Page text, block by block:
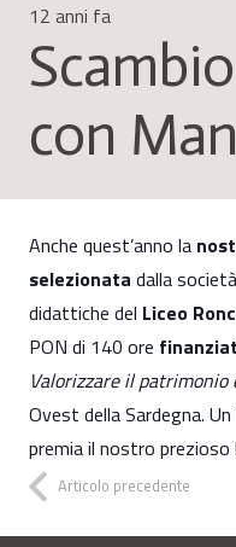
12 anni fa
con
Anche quest’anno la
selezionata dalla società
didattiche del Liceo
PON di 140 ore
Valorizzare il patrimonio
Ovest della Sardegna.
premia il nostro prezioso
Articolo precedente